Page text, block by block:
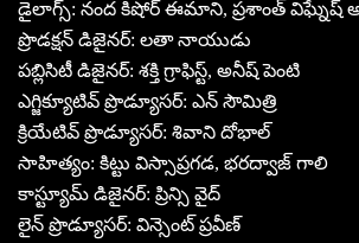
డైలాగ్స్: నంద కిషోర్ ఈమాని, ప్రశాంత్
ప్రొడక్షన్ డిజైనర్: లతా నాయుడు
పబ్లిసిటీ డిజైనర్: శక్తి గ్రాఫిస్ట్, అనీష్ పెంటి
ఎగ్జిక్యూటివ్ ప్రొడ్యూసర్: ఎన్ సౌమిత్రి
క్రియేటివ్ ప్రొడ్యూసర్: శివాని దోభాల్
సాహిత్యం: కిట్టు విస్సాప్రగడ, భరద్వాజ్ గాలి
కాస్ట్యూమ్ డిజైనర్: ప్రిన్సి వైద్
లైన్ ప్రొడ్యూసర్: విన్సెంట్ ప్రవీణ్